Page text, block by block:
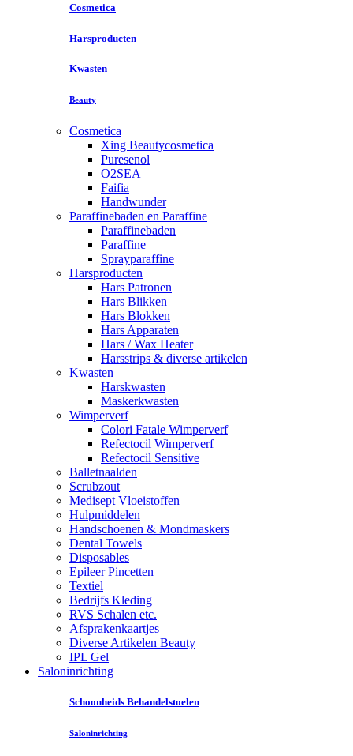
Cosmetica
Harsproducten
Kwasten
Beauty
Cosmetica
Xing Beautycosmetica
Puresenol
O2SEA
Faifia
Handwunder
Paraffinebaden en Paraffine
Paraffinebaden
Paraffine
Sprayparaffine
Harsproducten
Hars Patronen
Hars Blikken
Hars Blokken
Hars Apparaten
Hars / Wax Heater
Harsstrips & diverse artikelen
Kwasten
Harskwasten
Maskerkwasten
Wimperverf
Colori Fatale Wimperverf
Refectocil Wimperverf
Refectocil Sensitive
Balletnaalden
Scrubzout
Medisept Vloeistoffen
Hulpmiddelen
Handschoenen & Mondmaskers
Dental Towels
Disposables
Epileer Pincetten
Textiel
Bedrijfs Kleding
RVS Schalen etc.
Afsprakenkaartjes
Diverse Artikelen Beauty
IPL Gel
Saloninrichting
Schoonheids Behandelstoelen
Saloninrichting